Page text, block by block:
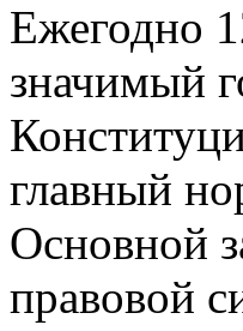
Ежегодно
значимый
главный
Основной
правовой